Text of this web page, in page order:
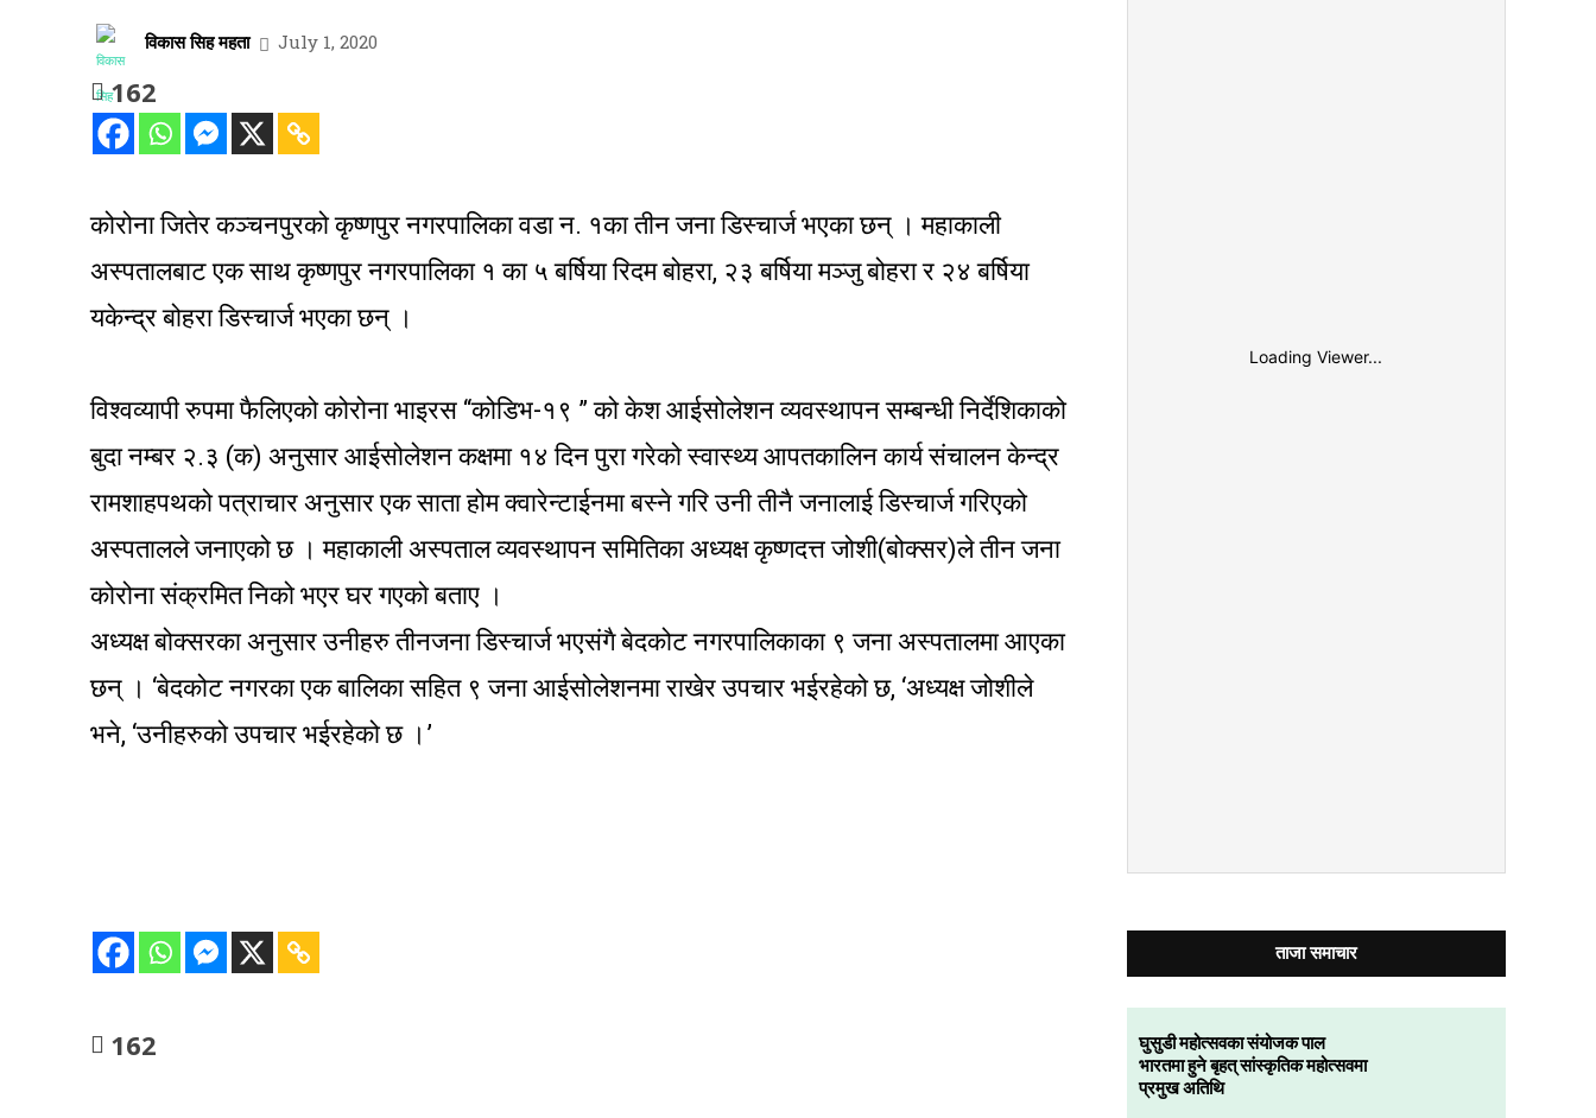
विकास सिह महता July 1, 2020
162
कोरोना जितेर कञ्चनपुरको कृष्णपुर नगरपालिका वडा न. १का तीन जना डिस्चार्ज भएका छन् । महाकाली
अस्पतालबाट एक साथ कृष्णपुर नगरपालिका १ का ५ बर्षिया रिदम बोहरा, २३ बर्षिया मञ्जु बोहरा र २४ बर्षिया
यकेन्द्र बोहरा डिस्चार्ज भएका छन् ।
विश्वव्यापी रुपमा फैलिएको कोरोना भाइरस “कोडिभ-१९ ” को केश आईसोलेशन व्यवस्थापन सम्बन्धी निर्देशिकाको
बुदा नम्बर २.३ (क) अनुसार आईसोलेशन कक्षमा १४ दिन पुरा गरेको स्वास्थ्य आपतकालिन कार्य संचालन केन्द्र
रामशाहपथको पत्राचार अनुसार एक साता होम क्वारेन्टाईनमा बस्ने गरि उनी तीनै जनालाई डिस्चार्ज गरिएको
अस्पतालले जनाएको छ । महाकाली अस्पताल व्यवस्थापन समितिका अध्यक्ष कृष्णदत्त जोशी(बोक्सर)ले तीन जना
कोरोना संक्रमित निको भएर घर गएको बताए ।
अध्यक्ष बोक्सरका अनुसार उनीहरु तीनजना डिस्चार्ज भएसंगै बेदकोट नगरपालिकाका ९ जना अस्पतालमा आएका
छन् । ‘बेदकोट नगरका एक बालिका सहित ९ जना आईसोलेशनमा राखेर उपचार भईरहेको छ, ‘अध्यक्ष जोशीले
भने, ‘उनीहरुको उपचार भईरहेको छ ।’
162
Loading Viewer...
ताजा समाचार
घुसुडी महोत्सवका संयोजक पाल
भारतमा हुने बृहत् सांस्कृतिक महोत्सवमा
प्रमुख अतिथि